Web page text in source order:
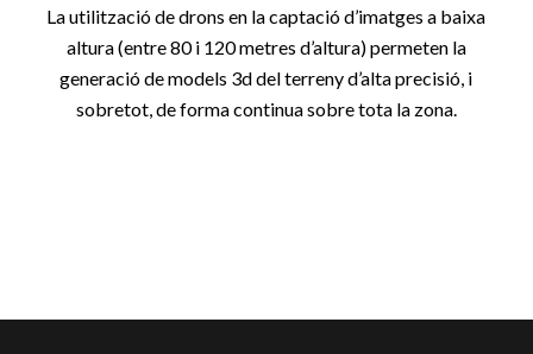
La utilització de drons en la captació d’imatges a baixa
altura (entre 80 i 120 metres d’altura) permeten la
generació de models 3d del terreny d’alta precisió, i
sobretot, de forma continua sobre tota la zona.